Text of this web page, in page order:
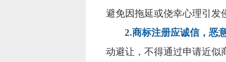
避免因拖延或侥幸心理引发
2.商标注册应诚信，恶
动避让，不得通过申请近似